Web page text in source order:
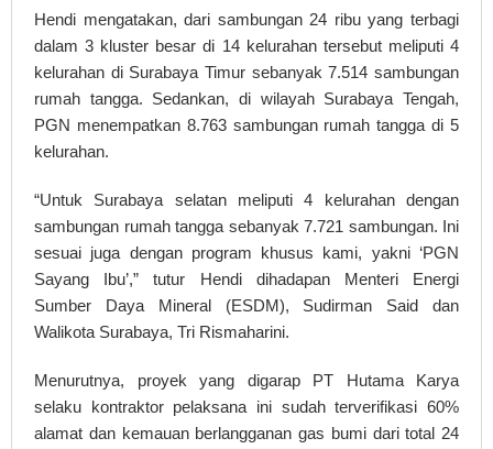
Hendi mengatakan, dari sambungan 24 ribu yang terbagi
dalam 3 kluster besar di 14 kelurahan tersebut meliputi 4
kelurahan di Surabaya Timur sebanyak 7.514 sambungan
rumah tangga. Sedankan, di wilayah Surabaya Tengah,
PGN menempatkan 8.763 sambungan rumah tangga di 5
kelurahan.
“Untuk Surabaya selatan meliputi 4 kelurahan dengan
sambungan rumah tangga sebanyak 7.721 sambungan. Ini
sesuai juga dengan program khusus kami, yakni ‘PGN
Sayang Ibu’,” tutur Hendi dihadapan Menteri Energi
Sumber Daya Mineral (ESDM), Sudirman Said dan
Walikota Surabaya, Tri Rismaharini.
Menurutnya, proyek yang digarap PT Hutama Karya
selaku kontraktor pelaksana ini sudah terverifikasi 60%
alamat dan kemauan berlangganan gas bumi dari total 24